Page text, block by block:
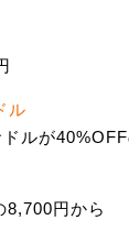
ル
ルが
円から